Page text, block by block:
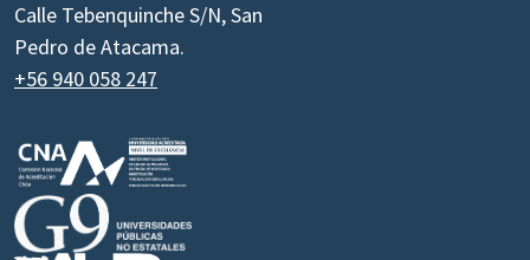
Calle Tebenquinche S/N, San
Pedro de Atacama.
+56 940 058 247